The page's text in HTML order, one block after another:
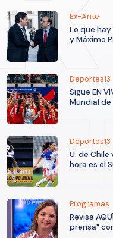
Ex-Ante
Lo que
y Máximo
Deportes13
Sigue EN
Mundial de
Deportes13
U. de Chile
hora es el
Programas
Revisa
prensa"